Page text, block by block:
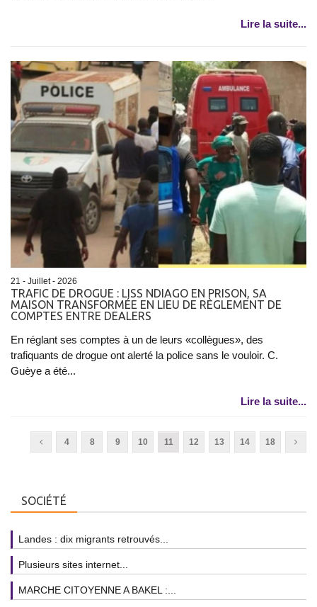
Lire la suite...
21 - Juillet - 2026
TRAFIC DE DROGUE : LISS NDIAGO EN PRISON, SA
MAISON TRANSFORMÉE EN LIEU DE RÈGLEMENT DE
COMPTES ENTRE DEALERS
En réglant ses comptes à un de leurs «collègues», des
trafiquants de drogue ont alerté la police sans le vouloir. C.
Guèye a été...
Lire la suite...
4 8 9 10 11 12 13 14 18
SOCIÉTÉ
Landes : dix migrants retrouvés...
Plusieurs sites internet...
MARCHE CITOYENNE A BAKEL :...